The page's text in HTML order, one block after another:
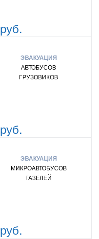
руб.
ЭВАКУАЦИЯ
АВТОБУСОВ
ГРУЗОВИКОВ
руб.
ЭВАКУАЦИЯ
МИКРОАВТОБУСОВ
ГАЗЕЛЕЙ
руб.